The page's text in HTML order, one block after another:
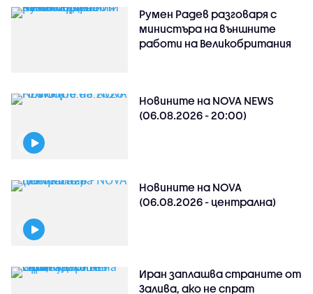
Румен Радев разговаря с
министъра на външните
работи на Великобритания
Новините на NOVA NEWS
(06.08.2026 - 20:00)
Новините на NOVA
(06.08.2026 - централна)
Иран заплашва страните от
Залива, ако не спрат